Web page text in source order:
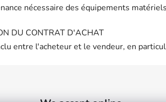
nécessaire des équipements
DU CONTRAT D'ACHAT
entre l'acheteur et le vendeur, en